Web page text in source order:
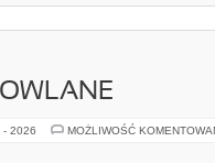
- 2026 MOŻLIWOŚĆ